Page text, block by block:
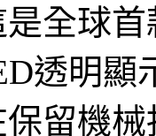
全球
透明顯
留機